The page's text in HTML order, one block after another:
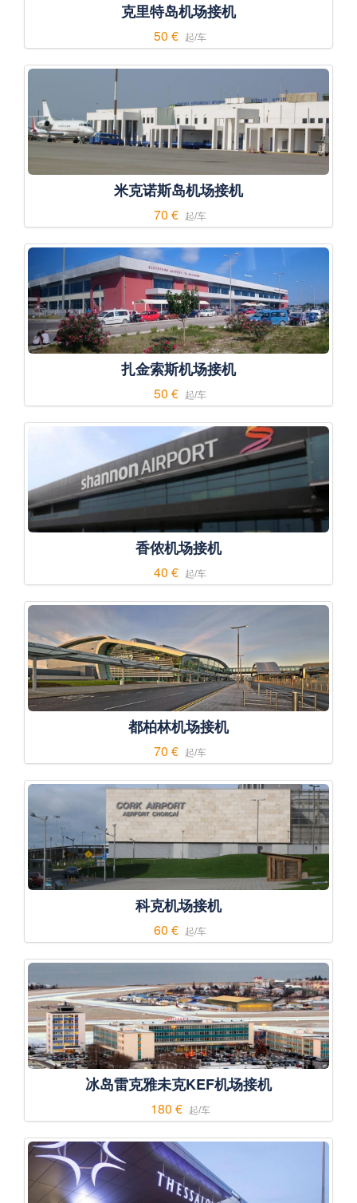
克里特岛机场接机
50 € 起/车
米克诺斯岛机场接机
70 € 起/车
扎金索斯机场接机
50 € 起/车
香侬机场接机
40 € 起/车
都柏林机场接机
70 € 起/车
科克机场接机
60 € 起/车
冰岛雷克雅未克KEF机场接机
180 € 起/车